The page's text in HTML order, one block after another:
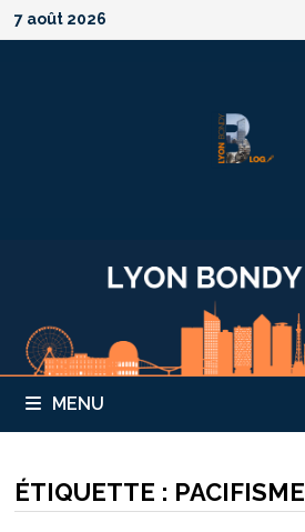
Passer
au
7 août 2026
MENU
ÉTIQUETTE : PACIFISME